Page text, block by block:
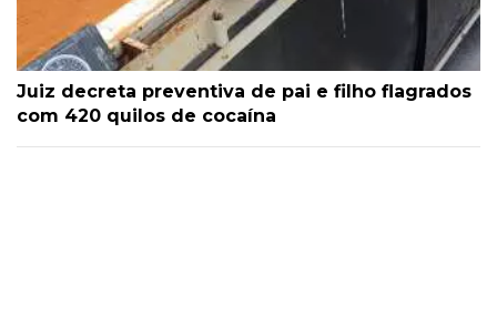
Juiz decreta preventiva de pai e filho flagrados
com 420 quilos de cocaína